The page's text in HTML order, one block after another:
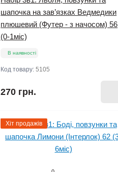
шапочка на зав’язках Ведмедики
плюшевий (Футер - з начосом) 56
(0-1міс)
В наявності
Код товару:5105
270 грн.
Хіт продажів